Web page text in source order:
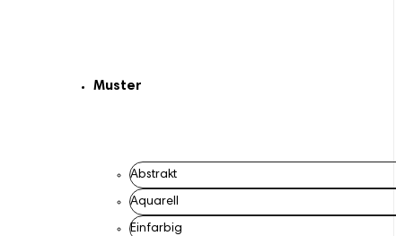
Muster
Abstrakt
Aquarell
Einfarbig